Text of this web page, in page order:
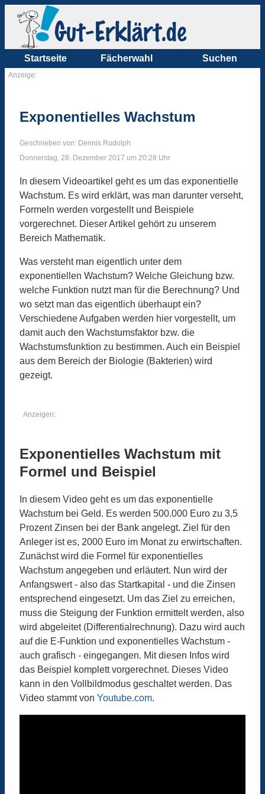
Startseite Fächerwahl Suchen
Anzeige:
Exponentielles Wachstum
Geschrieben von: Dennis Rudolph
Donnerstag, 28. Dezember 2017 um 20:28 Uhr
In diesem Videoartikel geht es um das exponentielle
Wachstum. Es wird erklärt, was man darunter verseht,
Formeln werden vorgestellt und Beispiele
vorgerechnet. Dieser Artikel gehört zu unserem
Bereich Mathematik.
Was versteht man eigentlich unter dem
exponentiellen Wachstum? Welche Gleichung bzw.
welche Funktion nutzt man für die Berechnung? Und
wo setzt man das eigentlich überhaupt ein?
Verschiedene Aufgaben werden hier vorgestellt, um
damit auch den Wachstumsfaktor bzw. die
Wachstumsfunktion zu bestimmen. Auch ein Beispiel
aus dem Bereich der Biologie (Bakterien) wird
gezeigt.
Anzeigen:
Exponentielles Wachstum mit
Formel und Beispiel
In diesem Video geht es um das exponentielle
Wachstum bei Geld. Es werden 500.000 Euro zu 3,5
ProzentZinsen bei der Bank angelegt. Ziel für den
Anleger ist es, 2000 Euro im Monat zu erwirtschaften.
Zunächst wird die Formel für exponentielles
Wachstum angegeben und erläutert. Nun wird der
Anfangswert - also das Startkapital - und die Zinsen
entsprechend eingesetzt. Um das Ziel zu erreichen,
muss die Steigung der Funktion ermittelt werden, also
wird abgeleitet (Differentialrechnung). Dazu wird auch
auf die E-Funktion und exponentielles Wachstum -
auch grafisch - eingegangen. Mit diesen Infos wird
das Beispiel komplett vorgerechnet. Dieses Video
kann in den Vollbildmodus geschaltet werden. Das
Video stammt von Youtube.com.